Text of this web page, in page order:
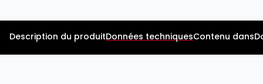
Description du produitDonnées techniquesContenu dans